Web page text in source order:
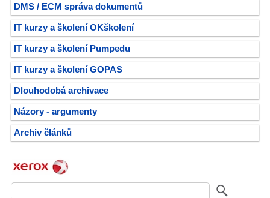
DMS / ECM správa dokumentů
IT kurzy a školení OKškolení
IT kurzy a školení Pumpedu
IT kurzy a školení GOPAS
Dlouhodobá archivace
Názory - argumenty
Archiv článků